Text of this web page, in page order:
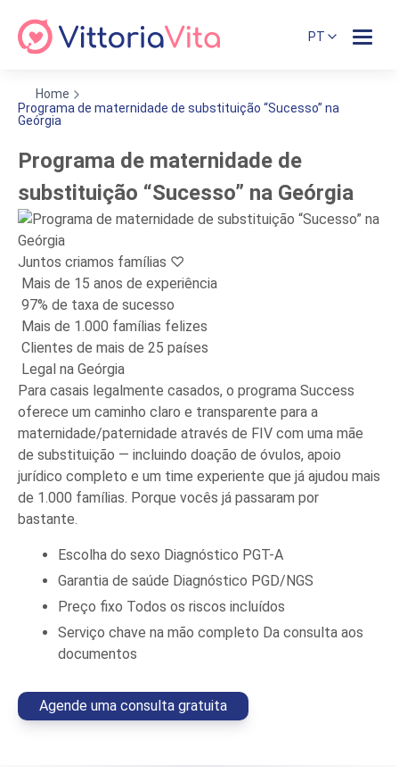
PT
Home
Programa de maternidade de substituição “Sucesso” na
Geórgia
Programa de maternidade de
substituição “Sucesso” na Geórgia
Juntos criamos famílias ♡
Mais de 15 anos de experiência
97% de taxa de sucesso
Mais de 1.000 famílias felizes
Clientes de mais de 25 países
Legal na Geórgia
Para casais legalmente casados, o programa Success
oferece um caminho claro e transparente para a
maternidade/paternidade através de FIV com uma mãe
de substituição — incluindo doação de óvulos, apoio
jurídico completo e um time experiente que já ajudou mais
de 1.000 famílias. Porque vocês já passaram por
bastante.
Escolha do sexo Diagnóstico PGT-A
Garantia de saúde Diagnóstico PGD/NGS
Preço fixo Todos os riscos incluídos
Serviço chave na mão completo Da consulta aos
documentos
Agende uma consulta gratuita